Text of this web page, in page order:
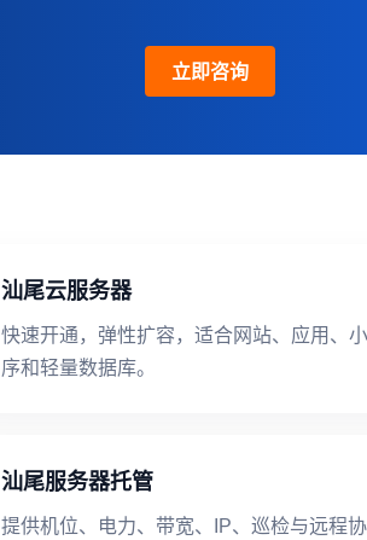
立即咨询
汕尾云服务器
快速开通，弹性扩容，适合网站、应用、
序和轻量数据库。
汕尾服务器托管
提供机位、电力、带宽、IP、巡检与远程